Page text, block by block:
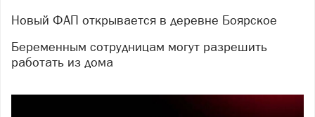
Новый ФАП открывается в деревне Боярское
Беременным сотрудницам могут разрешить
работать из дома